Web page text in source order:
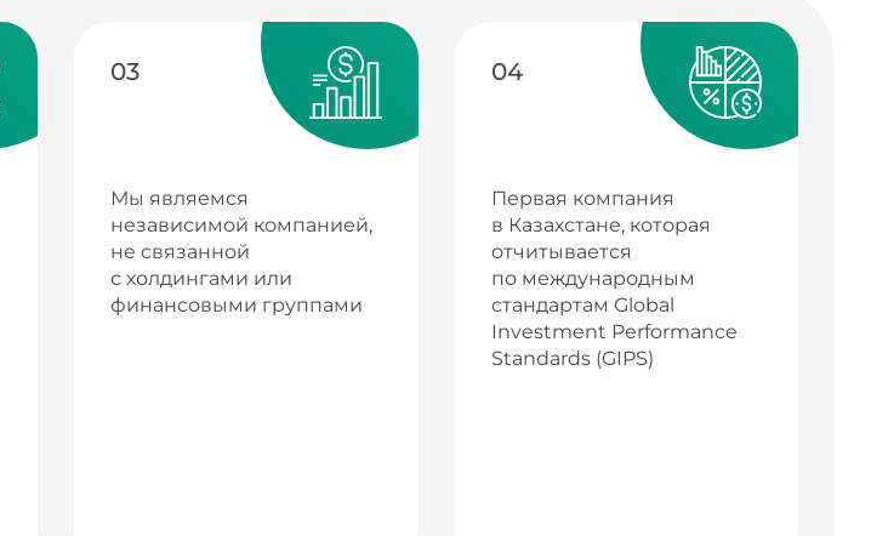
03
Мы являемся
независимой компанией,
не связанной
с холдингами или
финансовыми группами
04
Первая компания
в Казахстане, которая
отчитывается
по международным
стандартам Global
Investment Performance
Standards (GIPS)